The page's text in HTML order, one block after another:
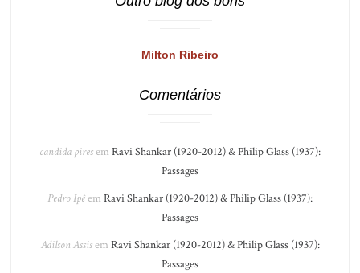
Milton Ribeiro
Comentários
candida piresem Ravi Shankar (1920-2012) & Philip Glass (1937):
Passages
Pedro Ipêem Ravi Shankar (1920-2012) & Philip Glass (1937):
Passages
Adilson Assisem Ravi Shankar (1920-2012) & Philip Glass (1937):
Passages